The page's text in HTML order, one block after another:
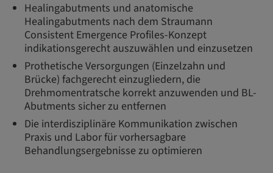
Healingabutments und anatomische
Healingabutments nach dem Straumann
Consistent Emergence Profiles-Konzept
indikationsgerecht auszuwählen und einzusetzen
Prothetische Versorgungen (Einzelzahn und
Brücke) fachgerecht einzugliedern, die
Drehmomentratsche korrekt anzuwenden und BL-
Abutments sicher zu entfernen
Die interdisziplinäre Kommunikation zwischen
Praxis und Labor für vorhersagbare
Behandlungsergebnisse zu optimieren